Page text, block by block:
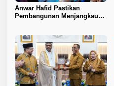
Anwar Hafid Pastikan
Pembangunan Menjangkau